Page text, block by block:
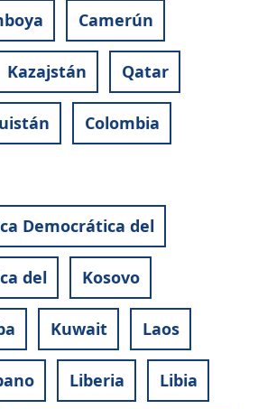
Camerún
Kazajstán Qatar
Colombia
Democrática del
del Kosovo
Kuwait Laos
Liberia Libia